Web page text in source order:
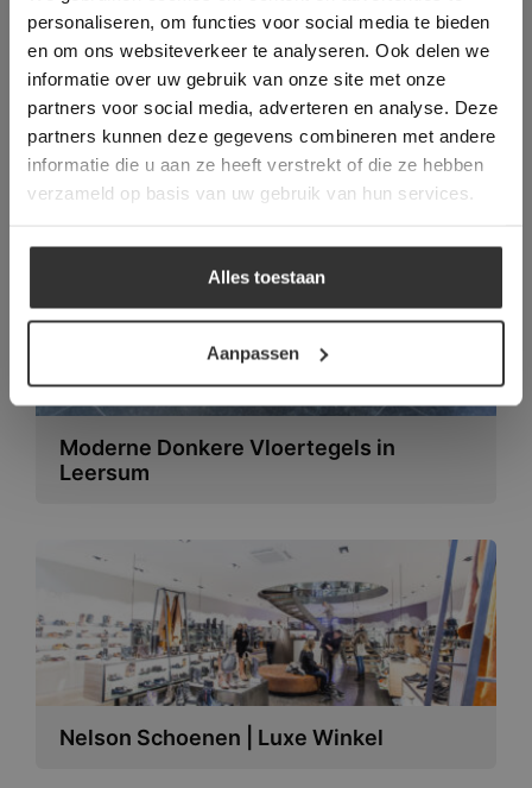
personaliseren, om functies voor social media te bieden
en om ons websiteverkeer te analyseren. Ook delen we
informatie over uw gebruik van onze site met onze
partners voor social media, adverteren en analyse. Deze
partners kunnen deze gegevens combineren met andere
informatie die u aan ze heeft verstrekt of die ze hebben
verzameld op basis van uw gebruik van hun services.
Alles toestaan
Aanpassen
Gebruikt in deze
projecten:
Moderne Donkere Vloertegels in
Leersum
Nelson Schoenen | Luxe Winkel
Deze website gebruikt cookies om de
gebruikerservaring te verbeteren. Door
gebruik te maken van onze website geeft u
toestemming voor alle cookies in
overeenstemming met ons cookiebeleid.Lees
verder
ALLES ACCEPTEREN
ALLES AFWIJZEN
DETAILS WEERGEVEN